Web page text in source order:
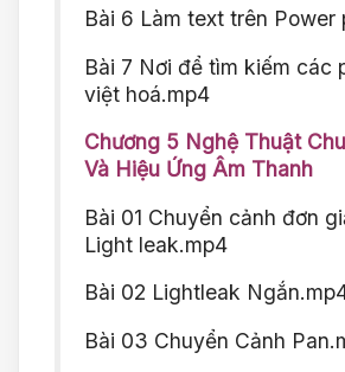
Bài 6 Làm text trên Power
Bài 7 Nơi để tìm kiếm các
việt hoá.mp4
Chương 5 Nghệ Thuật
Và Hiệu Ứng Âm Thanh
Bài 01 Chuyển cảnh đơn
Light leak.mp4
Bài 02 Lightleak
Bài 03 Chuyển Cảnh